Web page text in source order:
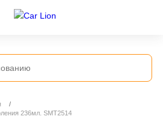
236мл. SMT2514